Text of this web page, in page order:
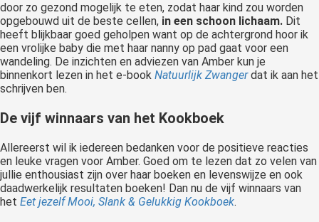
door zo gezond mogelijk te eten, zodat haar kind zou worden
opgebouwd uit de beste cellen, in een schoon lichaam. Dit
heeft blijkbaar goed geholpen want op de achtergrond hoor ik
een vrolijke baby die met haar nanny op pad gaat voor een
wandeling. De inzichten en adviezen van Amber kun je
binnenkort lezen in het e-book Natuurlijk Zwangerdat ik aan het
schrijven ben.
De vijf winnaars van het Kookboek
Allereerst wil ik iedereen bedanken voor de positieve reacties
en leuke vragen voor Amber. Goed om te lezen dat zo velen van
jullie enthousiast zijn over haar boeken en levenswijze en ook
daadwerkelijk resultaten boeken! Dan nu de vijf winnaars van
het Eet jezelf Mooi, Slank & Gelukkig Kookboek.